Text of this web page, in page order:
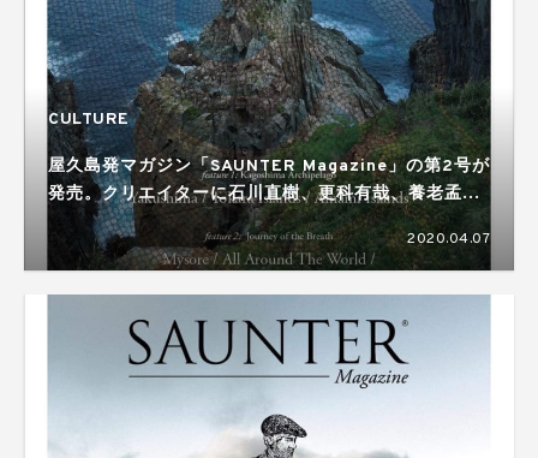
CULTURE
屋久島発マガジン「SAUNTER Magazine」の第2号が
発売。クリエイターに石川直樹、更科有哉、養老孟司
らが参加
2020.04.07